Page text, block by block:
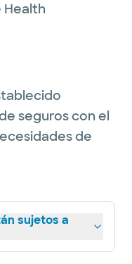
Health
seguros con el
de
sujetos a